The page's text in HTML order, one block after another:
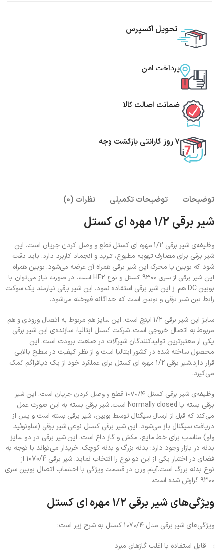
تحویل اکسپرس
پرداخت امن
ضمانت اصالت کالا
7 روز گارانتی بازگشت وجه
توضیحات توضیحات تکمیلی نظرات (0)
شیر برقی ۱/۲ مهره ای کستل
وظیفه‌ی شیر برقی 1/2 مهره ای کستل قطع و وصل کردن جریان است. این
شیر برقی برای مصارف تهویه مطبوع، تبرید و انجماد کاربرد دارد. باید دقت
شود که بوبین یا محرک این شیر برقی همراه آن عرضه می‌شود. بوبین همراه
این شیر برقی از سری 9300 کستل و نوع HF2 است. در صورت نیاز می‌توان با
بوبین DC هم از این شیر برقی استفاده نمود. این شیر برقی نیازمند یک سوکت
رابط بین شیر برقی و بوبین است که جداگانه فروخته می‌شود.
سایز این شیر برقی ۱/۲ اینچ است. این سایز هم مربوط به اتصال ورودی و هم
مربوط به اتصال خروجی است. شرکت کستل ایتالیا، سازنده‌ی این شیر برقی
یکی از معتبرترین تولیدکنندگان شیرآلات در صنعت برودت است. این
محصول ساخته شده در کشور ایتالیا است و از نظر کیفیت در سطح بالایی
قرار دارد.شیر برقی ۱/۲ مهره ای کستل برای عملکرد خود از یک دیافراگم کمک
می‌گیرد.
وظیفه‌ی شیر برقی کستل ۱۰۷۰/۴ قطع و وصل کردن جریان است. این شیر
برقی بسته یا Normally closed است. شیر برقی بسته به این صورت عمل
می‌کند که قبل از ارسال سیگنال توسط بوبین، شیر برقی بسته است و پس از
دریافت سیگنال باز می‌شود. این شیر برقی کستل نوعی شیر برقی (سلونوئید
ولو) مناسب برای خط مایع، مکش و گاز داغ است. این شیر برقی در دو سایز
بدنه در بازار وجود دارد: بدنه بزرگ و بدنه کوچک. خریدار می‌تواند با توجه به
فضای در اختیار یکی از این دو نوع را انتخاب نماید. شیر برقی 1070/4 از
نوع بدنه بزرگ است.آیتم وزن در قسمت ویژگی با احتساب اتصال بوبین سری
۹۳۰۰ گزارش شده است.
ویژگی‌های شیر برقی ۱/۲ مهره ای کستل
ویژگی‌های شیر برقی مدل ۱۰۷۰/۴ کستل به شرح زیر است:
قابل استفاده با اغلب گازهای مبرد